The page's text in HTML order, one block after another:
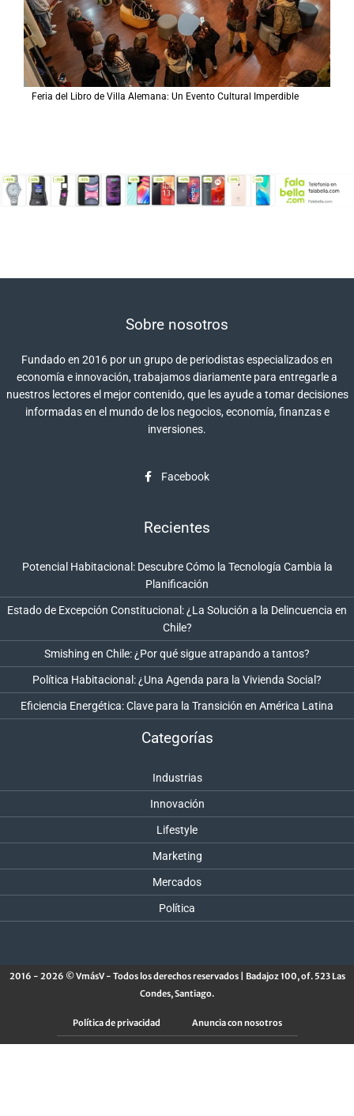
Feria del Libro de Villa Alemana: Un Evento Cultural Imperdible
Sobre nosotros
Fundado en 2016 por un grupo de periodistas especializados en
economía e innovación, trabajamos diariamente para entregarle a
nuestros lectores el mejor contenido, que les ayude a tomar decisiones
informadas en el mundo de los negocios, economía, finanzas e
inversiones.
Facebook
Recientes
Potencial Habitacional: Descubre Cómo la Tecnología Cambia la
Planificación
Estado de Excepción Constitucional: ¿La Solución a la Delincuencia en
Chile?
Smishing en Chile: ¿Por qué sigue atrapando a tantos?
Política Habitacional: ¿Una Agenda para la Vivienda Social?
Eficiencia Energética: Clave para la Transición en América Latina
Categorías
Industrias
Innovación
Lifestyle
Marketing
Mercados
Política
2016 - 2026 © VmásV - Todos los derechos reservados | Badajoz 100, of. 523 Las
Condes, Santiago.
Política de privacidad Anuncia con nosotros